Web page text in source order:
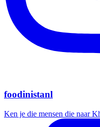
foodinistanl
Ken je die mensen die naar